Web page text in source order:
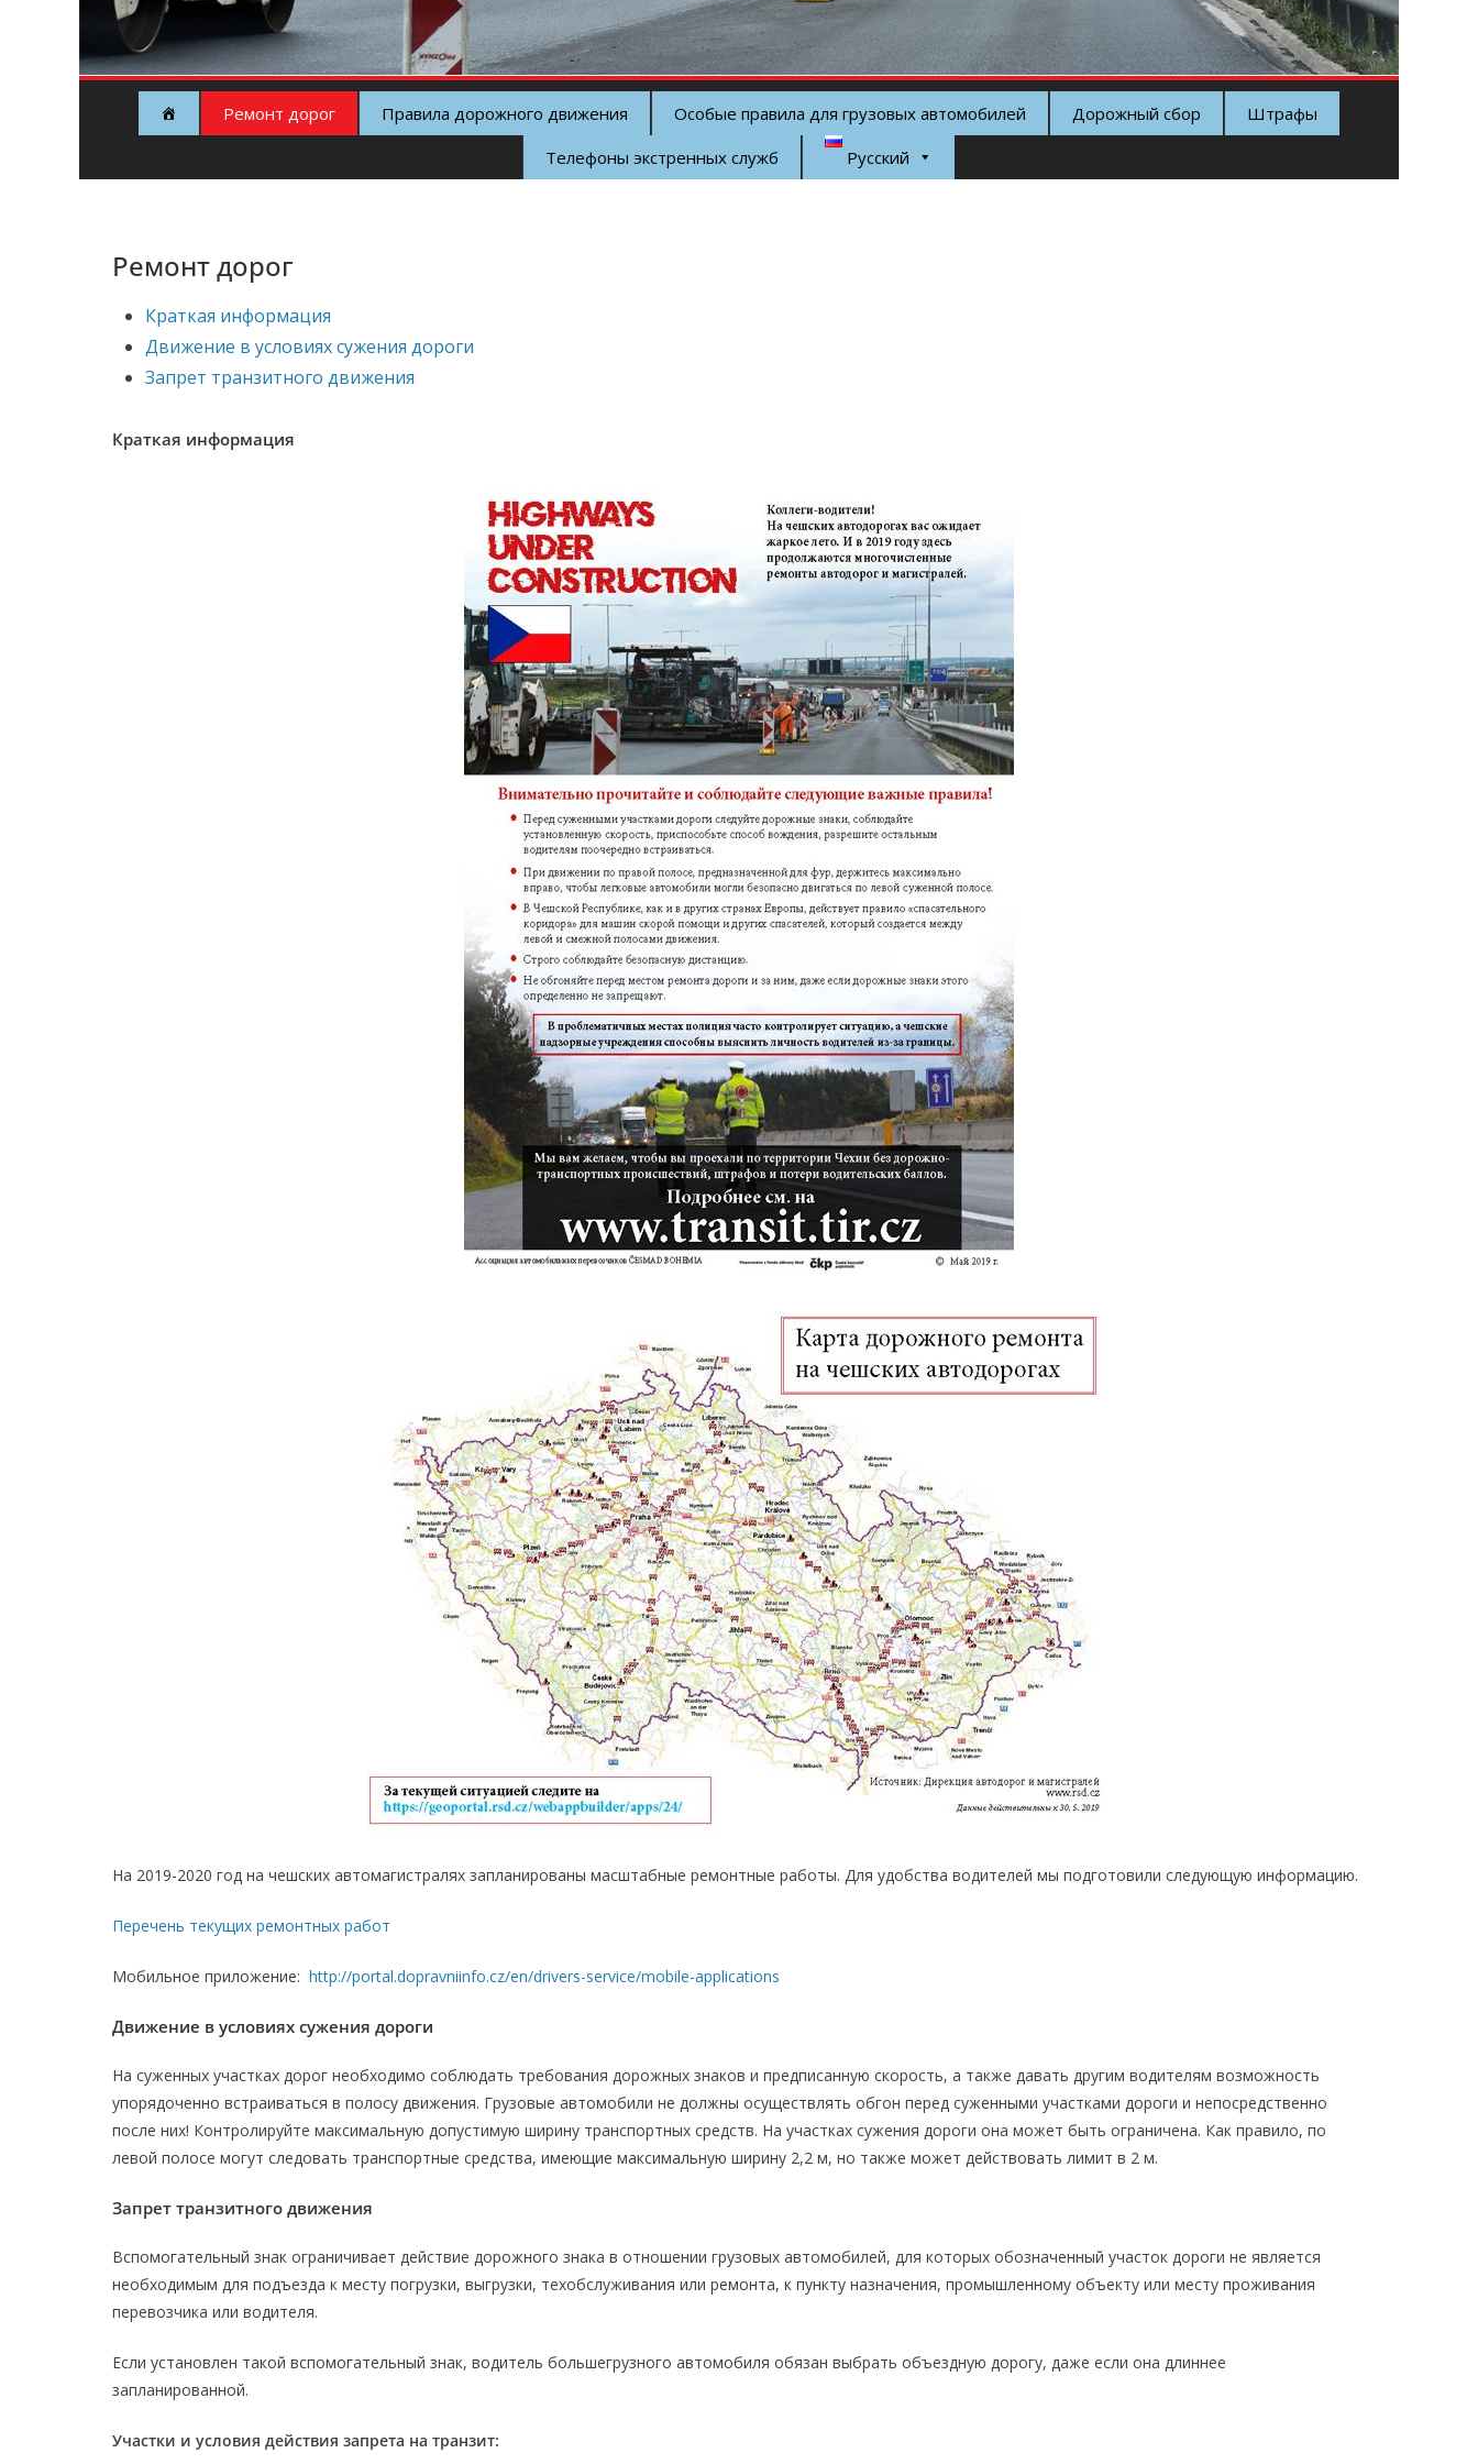
Ремонт дорог Правила дорожного движения Особые правила для грузовых автомобилей Дорожный сбор
Штрафы
Телефоны экстренных служб
Русский
Ремонт дорог
Краткая информация
Движение в условиях сужения дороги
Запрет транзитного движения
Краткая информация
На 2019-2020 год на чешских автомагистралях запланированы масштабные ремонтные работы. Для удобства водителей мы подготовили следующую информацию.
Перечень текущих ремонтных работ
Мобильное приложение: http://portal.dopravniinfo.cz/en/drivers-service/mobile-applications
Движение в условиях сужения дороги
На суженных участках дорог необходимо соблюдать требования дорожных знаков и предписанную скорость, а также давать другим водителям возможность
упорядоченно встраиваться в полосу движения. Грузовые автомобили не должны осуществлять обгон перед суженными участками дороги и непосредственно
после них! Контролируйте максимальную допустимую ширину транспортных средств. На участках сужения дороги она может быть ограничена. Как правило, по
левой полосе могут следовать транспортные средства, имеющие максимальную ширину 2,2 м, но также может действовать лимит в 2 м.
Запрет транзитного движения
Вспомогательный знак ограничивает действие дорожного знака в отношении грузовых автомобилей, для которых обозначенный участок дороги не является
необходимым для подъезда к месту погрузки, выгрузки, техобслуживания или ремонта, к пункту назначения, промышленному объекту или месту проживания
перевозчика или водителя.
Если установлен такой вспомогательный знак, водитель большегрузного автомобиля обязан выбрать объездную дорогу, даже если она длиннее
запланированной.
Участки и условия действия запрета на транзит: